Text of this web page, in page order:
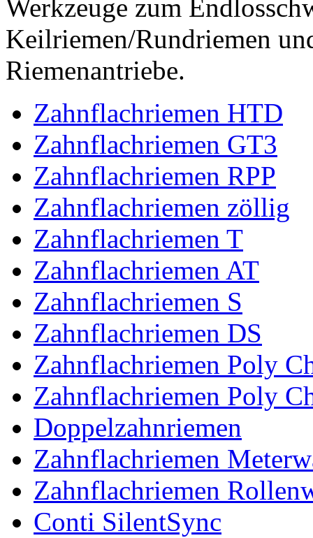
Werkzeuge zum
Keilriemen/Rundriemen
Riemenantriebe.
Zahnflachriemen HTD
Zahnflachriemen GT3
Zahnflachriemen RPP
Zahnflachriemen zöllig
Zahnflachriemen T
Zahnflachriemen AT
Zahnflachriemen S
Zahnflachriemen DS
Zahnflachriemen Poly
Zahnflachriemen Poly
Doppelzahnriemen
Zahnflachriemen
Zahnflachriemen
Conti SilentSync